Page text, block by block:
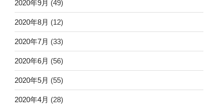
2020年9月 (49)
2020年8月 (12)
2020年7月 (33)
2020年6月 (56)
2020年5月 (55)
2020年4月 (28)